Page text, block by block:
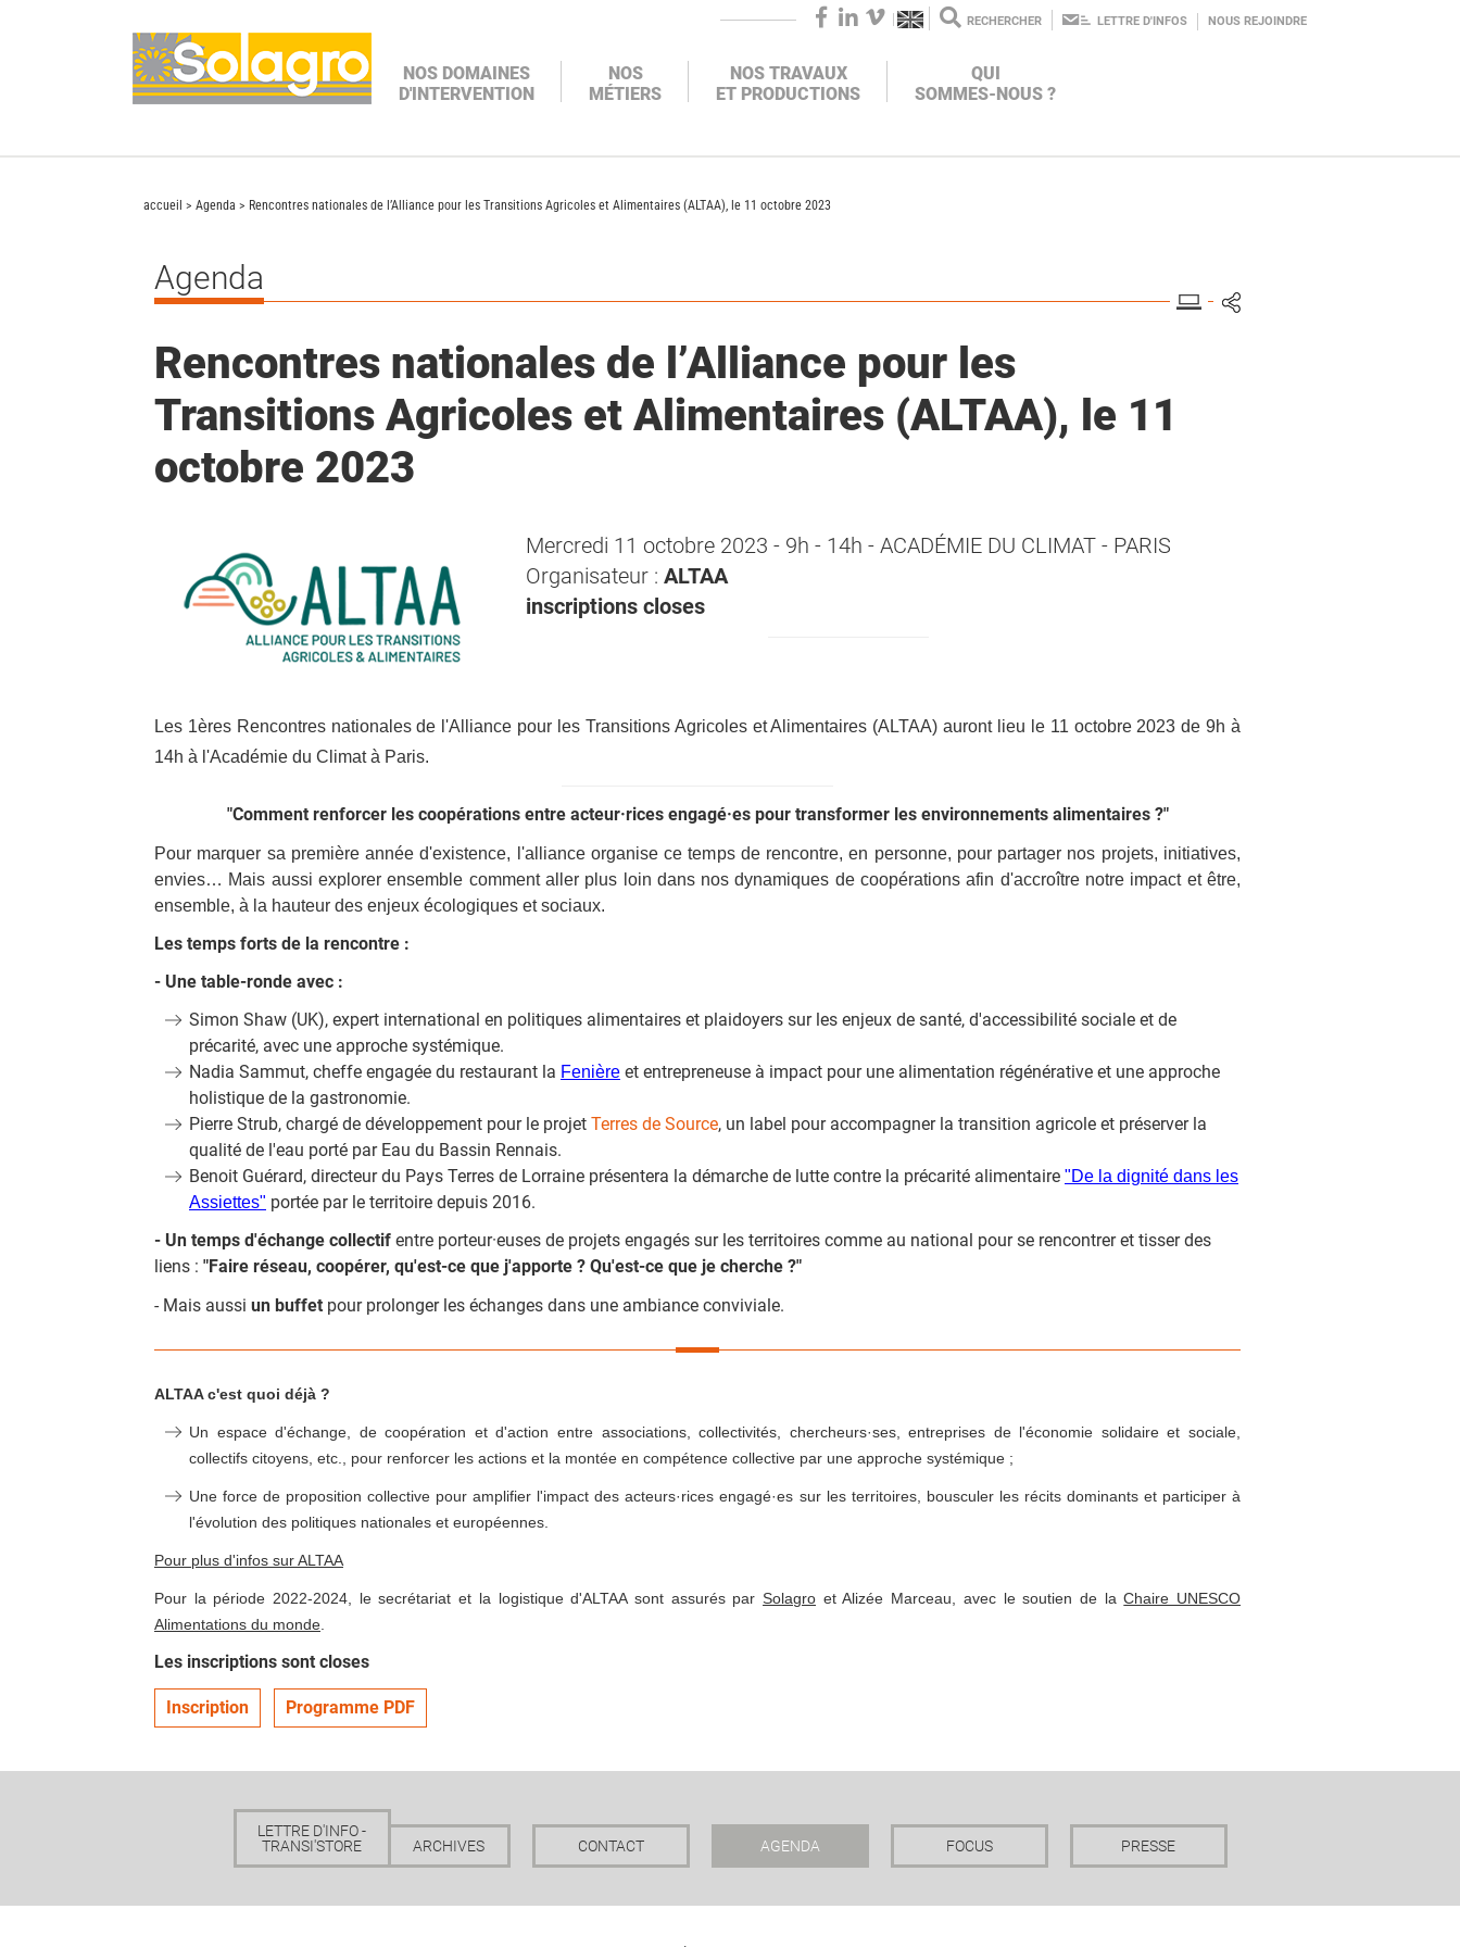
NOS DOMAINES
D'INTERVENTION
AGROÉCOLOGIE
MÉTHANISATION
NOS
MÉTIERS
INGÉNIERIE
NOS TRAVAUX
ET PRODUCTIONS
ET PRODUCTIONS
QUI
SOMMES-NOUS ?
LE PROJET
FACEBOOK
LINKEDIN
VIMEO RECHERCHER LETTRE D'INFOS NOUS REJOINDRE
accueil > Agenda > Rencontres nationales de l’Alliance pour les Transitions Agricoles et Alimentaires (ALTAA), le 11 octobre 2023
Agenda
Rencontres nationales de l’Alliance pour les
Transitions Agricoles et Alimentaires (ALTAA), le 11
octobre 2023
Mercredi 11 octobre 2023 - 9h - 14h - ACADÉMIE DU CLIMAT - PARIS
Organisateur : ALTAA
inscriptions closes
Les 1ères Rencontres nationales de l'Alliance pour les Transitions Agricoles et Alimentaires (ALTAA) auront lieu le 11 octobre 2023 de 9h à
14h à l'Académie du Climat à Paris.
"Comment renforcer les coopérations entre acteur·rices engagé·es pour transformer les environnements alimentaires ?"
Pour marquer sa première année d'existence, l'alliance organise ce temps de rencontre, en personne, pour partager nos projets, initiatives,
envies… Mais aussi explorer ensemble comment aller plus loin dans nos dynamiques de coopérations afin d'accroître notre impact et être,
ensemble, à la hauteur des enjeux écologiques et sociaux.
Les temps forts de la rencontre :
- Une table-ronde avec :
Simon Shaw (UK), expert international en politiques alimentaires et plaidoyers sur les enjeux de santé, d'accessibilité sociale et de
précarité, avec une approche systémique.
Nadia Sammut, cheffe engagée du restaurant la Fenière et entrepreneuse à impact pour une alimentation régénérative et une approche
holistique de la gastronomie.
Pierre Strub, chargé de développement pour le projet Terres de Source, un label pour accompagner la transition agricole et préserver la
qualité de l'eau porté par Eau du Bassin Rennais.
Benoit Guérard, directeur du Pays Terres de Lorraine présentera la démarche de lutte contre la précarité alimentaire "De la dignité dans les
Assiettes" portée par le territoire depuis 2016.
- Un temps d'échange collectif entre porteur·euses de projets engagés sur les territoires comme au national pour se rencontrer et tisser des
liens : "Faire réseau, coopérer, qu'est-ce que j'apporte ? Qu'est-ce que je cherche ?"
- Mais aussi un buffet pour prolonger les échanges dans une ambiance conviviale.
ALTAA c'est quoi déjà ?
Un espace d'échange, de coopération et d'action entre associations, collectivités, chercheurs·ses, entreprises de l'économie solidaire et sociale,
collectifs citoyens, etc., pour renforcer les actions et la montée en compétence collective par une approche systémique ;
Une force de proposition collective pour amplifier l'impact des acteurs·rices engagé·es sur les territoires, bousculer les récits dominants et participer à
l'évolution des politiques nationales et européennes.
Pour plus d'infos sur ALTAA
Pour la période 2022-2024, le secrétariat et la logistique d'ALTAA sont assurés parSolagro et Alizée Marceau, avec le soutien de laChaire UNESCO
Alimentations du monde.
Les inscriptions sont closes
Inscription Programme PDF
LETTRE D'INFO -
TRANSI'STORE
ARCHIVES CONTACT AGENDA FOCUS PRESSE